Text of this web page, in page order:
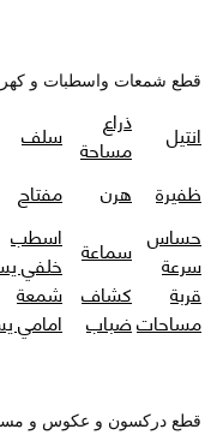
قطع شمعات واسطبات و
انتيل
ذراع
مساحة سلف
ظفيرة
هرن مفتاح
حساس
سرعة
سماعة اسطب
خلفي
قربة
مساحات
كشاف
ضباب
شمعة
امامي
قطع دركسون و عكوس و